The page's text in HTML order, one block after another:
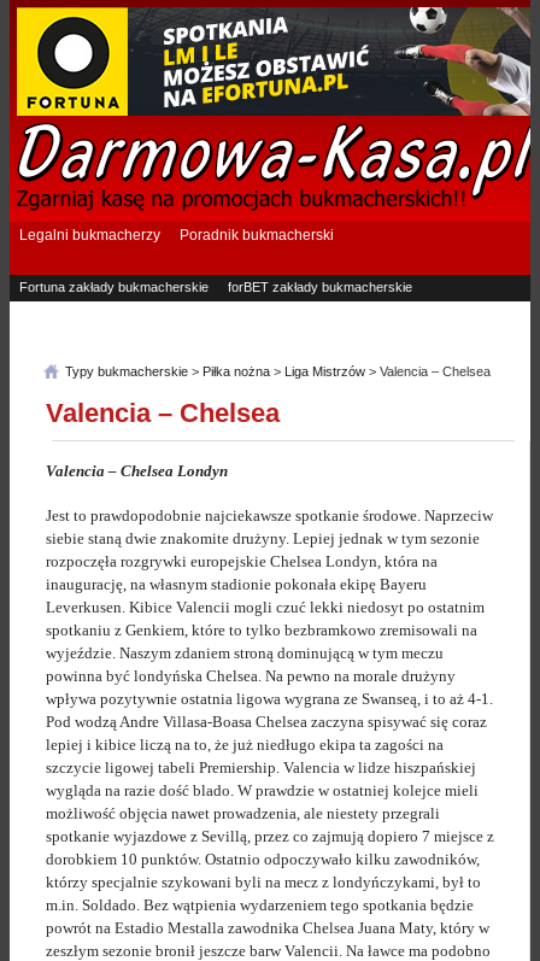
Legalni bukmacherzy Poradnik bukmacherski
Fortuna zakłady bukmacherskie
forBET zakłady bukmacherskie
Typy bukmacherskie > Piłka nożna > Liga Mistrzów > Valencia – Chelsea
Valencia – Chelsea
Valencia – Chelsea Londyn
Jest to prawdopodobnie najciekawsze spotkanie środowe. Naprzeciw
siebie staną dwie znakomite drużyny. Lepiej jednak w tym sezonie
rozpoczęła rozgrywki europejskie Chelsea Londyn, która na
inaugurację, na własnym stadionie pokonała ekipę Bayeru
Leverkusen. Kibice Valencii mogli czuć lekki niedosyt po ostatnim
spotkaniu z Genkiem, które to tylko bezbramkowo zremisowali na
wyjeździe. Naszym zdaniem stroną dominującą w tym meczu
powinna być londyńska Chelsea. Na pewno na morale drużyny
wpływa pozytywnie ostatnia ligowa wygrana ze Swanseą, i to aż 4-1.
Pod wodzą Andre Villasa-Boasa Chelsea zaczyna spisywać się coraz
lepiej i kibice liczą na to, że już niedługo ekipa ta zagości na
szczycie ligowej tabeli Premiership. Valencia w lidze hiszpańskiej
wygląda na razie dość blado. W prawdzie w ostatniej kolejce mieli
możliwość objęcia nawet prowadzenia, ale niestety przegrali
spotkanie wyjazdowe z Sevillą, przez co zajmują dopiero 7 miejsce z
dorobkiem 10 punktów. Ostatnio odpoczywało kilku zawodników,
którzy specjalnie szykowani byli na mecz z londyńczykami, był to
m.in. Soldado. Bez wątpienia wydarzeniem tego spotkania będzie
powrót na Estadio Mestalla zawodnika Chelsea Juana Maty, który w
zeszłym sezonie bronił jeszcze barw Valencii. Na ławce ma podobno